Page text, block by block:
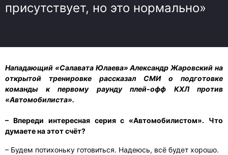
присутствует, но это нормально»
Нападающий «Салавата Юлаева» Александр Жаровский на
открытой тренировке рассказал СМИ о подготовке
команды к первому раунду плей-офф КХЛ против
«Автомобилиста».
– Впереди интересная серия с «Автомобилистом». Что
думаете на этот счёт?
– Будем потихоньку готовиться. Надеюсь, всё будет хорошо.